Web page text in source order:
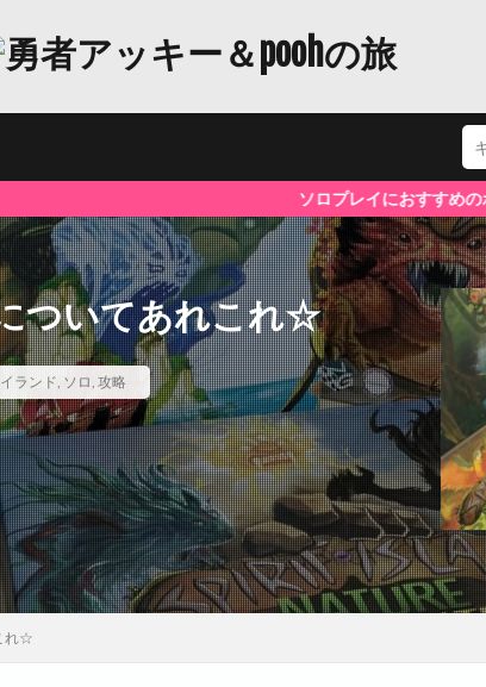
ソロプレイにおすすめのボドゲや快適グッズなど、ア
ついてあれこれ☆
ランド, ソロ, 攻略
れ☆